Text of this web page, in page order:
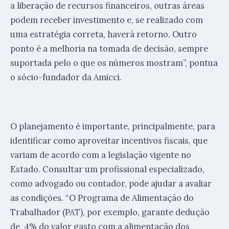
a liberação de recursos financeiros, outras áreas
podem receber investimento e, se realizado com
uma estratégia correta, haverá retorno. Outro
ponto é a melhoria na tomada de decisão, sempre
suportada pelo o que os números mostram”, pontua
o sócio-fundador da Amicci.
O planejamento é importante, principalmente, para
identificar como aproveitar incentivos fiscais, que
variam de acordo com a legislação vigente no
Estado. Consultar um profissional especializado,
como advogado ou contador, pode ajudar a avaliar
as condições. “O Programa de Alimentação do
Trabalhador (PAT), por exemplo, garante dedução
de 4% do valor gasto com a alimentação dos